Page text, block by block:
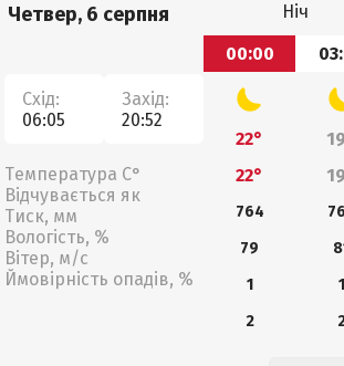
Четвер, 6 серпня
Схід:
06:05
Захід:
20:52
Температура С°
Відчувається як
Тиск, мм
Вологість, %
Вітер, м/с
Ймовірність опадів, %
Ніч
00:00
22°
22°
764
79
1
1
2